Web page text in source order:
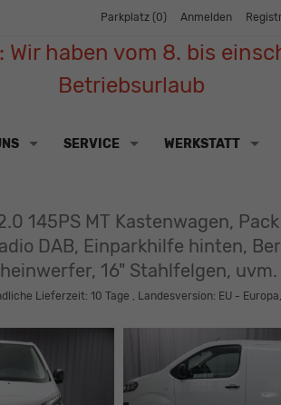
Parkplatz (0) Anmelden
haben vom 8. bis
Betriebsurlaub
SERVICE WERKSTATT
145PS MT Kastenwagen,
DAB, Einparkhilfe hinten,
16" Stahlfelgen, uvm.
Lieferzeit: 10 Tage , Landesversion: EU - Europa,